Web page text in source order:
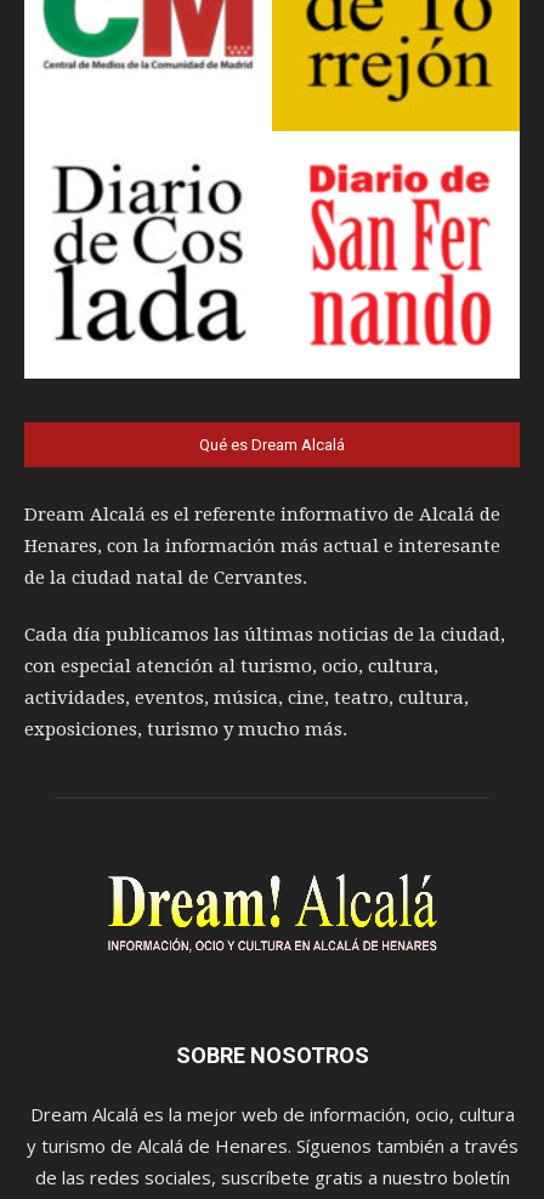
Qué es Dream Alcalá
Dream Alcalá es el referente informativo de Alcalá de
Henares, con la información más actual e interesante
de la ciudad natal de Cervantes.
Cada día publicamos las últimas noticias de la ciudad,
con especial atención al turismo, ocio, cultura,
actividades, eventos, música, cine, teatro, cultura,
exposiciones, turismo y mucho más.
SOBRE NOSOTROS
Dream Alcalá es la mejor web de información, ocio, cultura
y turismo de Alcalá de Henares. Síguenos también a través
de las redes sociales, suscríbete gratis a nuestro boletín